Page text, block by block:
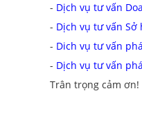
- Dịch vụ tư vấn
- Dịch vụ tư vấn
- Dich vụ tư vấn
- Dịch vụ tư vấn
Trân trọng cảm ơn!